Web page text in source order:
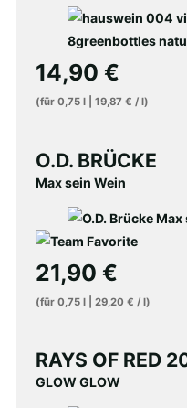
14,90 €
(für 0,75 l| 19,87 € / l)
O.D. BRÜCKE
Max sein Wein
21,90 €
(für 0,75 l| 29,20 € / l)
RAYS OF RED
GLOW GLOW